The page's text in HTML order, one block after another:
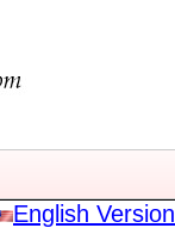
English Version